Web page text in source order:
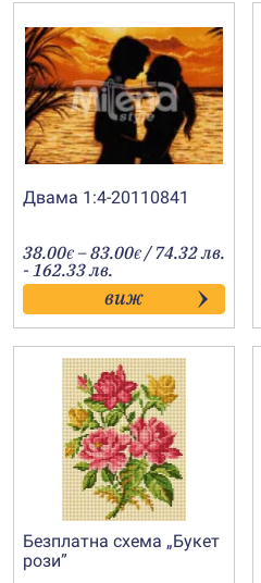
Двама 1:4-20110841
38.00€ –83.00€Price
range:
38.00€
through
83.00€
/ 74.32 лв.
- 162.33 лв.
виж
Безплатна схема „Букет
рози”